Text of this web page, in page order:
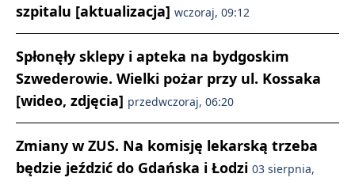
szpitalu [aktualizacja] wczoraj, 09:12
Spłonęły sklepy i apteka na bydgoskim
Szwederowie. Wielki pożar przy ul. Kossaka
[wideo, zdjęcia] przedwczoraj, 06:20
Zmiany w ZUS. Na komisję lekarską trzeba
będzie jeździć do Gdańska i Łodzi 03 sierpnia,